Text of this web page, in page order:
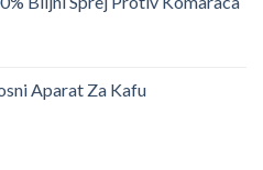
Aparat Za Kafu